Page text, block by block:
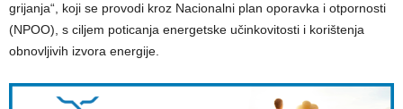
grijanja“, koji se provodi kroz Nacionalni plan oporavka i otpornosti
(NPOO), s ciljem poticanja energetske učinkovitosti i korištenja
obnovljivih izvora energije.